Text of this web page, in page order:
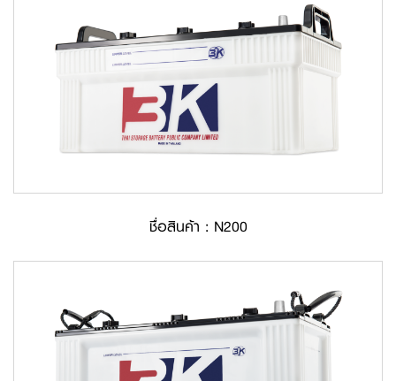
ชื่อสินค้า : N200